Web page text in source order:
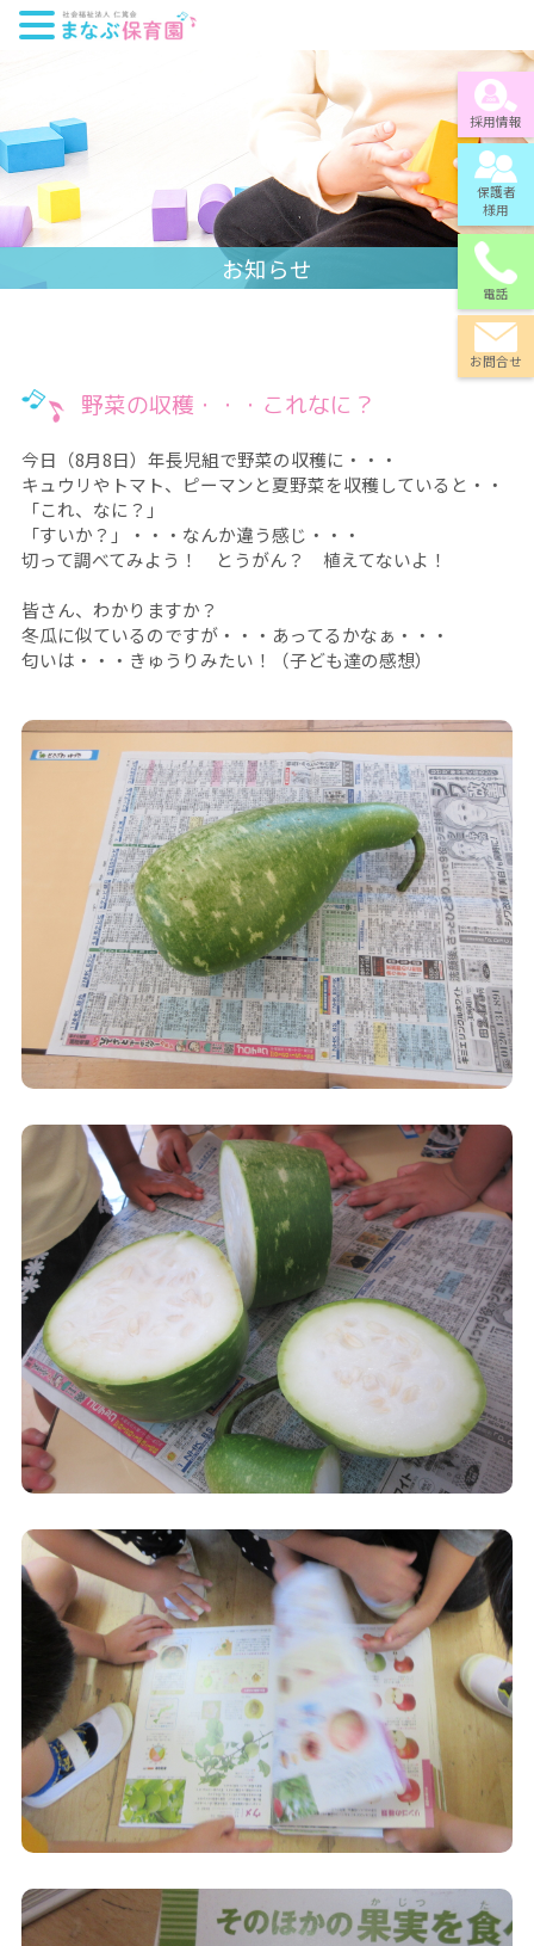
採用情報
保護者
様用
電話
お問合せ
お知らせ
野菜の収穫・・・これなに？
今日（8月8日）年長児組で野菜の収穫に・・・
キュウリやトマト、ピーマンと夏野菜を収穫していると・・
「これ、なに？」
「すいか？」・・・なんか違う感じ・・・
切って調べてみよう！ とうがん？ 植えてないよ！
皆さん、わかりますか？
冬瓜に似ているのですが・・・あってるかなぁ・・・
匂いは・・・きゅうりみたい！（子ども達の感想）